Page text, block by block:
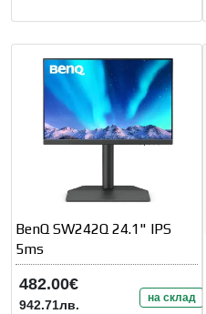
BenQ SW242Q 24.1" IPS
5ms
482.00€
942.71лв. на склад